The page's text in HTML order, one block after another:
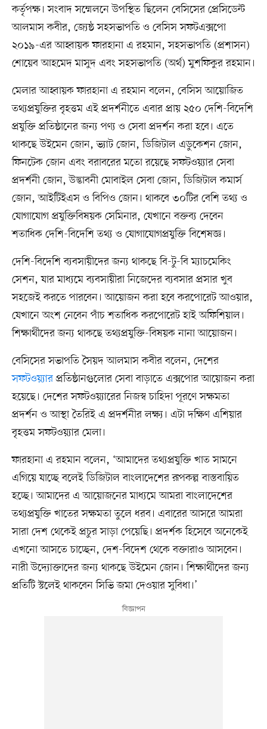
কর্তৃপক্ষ। সংবাদ সম্মেলনে উপস্থিত ছিলেন বেসিসের প্রেসিডেন্ট
আলমাস কবীর, জ্যেষ্ঠ সহসভাপতি ও বেসিস সফটএক্সপো
২০১৯-এর আহ্বায়ক ফারহানা এ রহমান, সহসভাপতি (প্রশাসন)
শোয়েব আহমেদ মাসুদ এবং সহসভাপতি (অর্থ) মুশফিকুর রহমান।
মেলার আহ্বায়ক ফারহানা এ রহমান বলেন, বেসিস আয়োজিত
তথ্যপ্রযুক্তির বৃহত্তম এই প্রদর্শনীতে এবার প্রায় ২৫০ দেশি-বিদেশি
প্রযুক্তি প্রতিষ্ঠানের জন্য পণ্য ও সেবা প্রদর্শন করা হবে। এতে
থাকছে উইমেন জোন, ভ্যাট জোন, ডিজিটাল এডুকেশন জোন,
ফিনটেক জোন এবং বরাবরের মতো রয়েছে সফটওয়্যার সেবা
প্রদর্শনী জোন, উদ্ভাবনী মোবাইল সেবা জোন, ডিজিটাল কমার্স
জোন, আইটিইএস ও বিপিও জোন। থাকবে ৩০টির বেশি তথ্য ও
যোগাযোগ প্রযুক্তিবিষয়ক সেমিনার, যেখানে বক্তব্য দেবেন
শতাধিক দেশি-বিদেশি তথ্য ও যোগাযোগপ্রযুক্তি বিশেষজ্ঞ।
দেশি-বিদেশি ব্যবসায়ীদের জন্য থাকছে বি-টু-বি ম্যাচমেকিং
সেশন, যার মাধ্যমে ব্যবসায়ীরা নিজেদের ব্যবসার প্রসার খুব
সহজেই করতে পারবেন। আয়োজন করা হবে করপোরেট আওয়ার,
যেখানে অংশ নেবেন পাঁচ শতাধিক করপোরেট হাই অফিশিয়াল।
শিক্ষার্থীদের জন্য থাকছে তথ্যপ্রযুক্তি-বিষয়ক নানা আয়োজন।
বেসিসের সভাপতি সৈয়দ আলমাস কবীর বলেন, দেশের
সফটওয়্যারপ্রতিষ্ঠানগুলোর সেবা বাড়াতে এক্সপোর আয়োজন করা
হয়েছে। দেশের সফটওয়্যারের নিজস্ব চাহিদা পূরণে সক্ষমতা
প্রদর্শন ও আস্থা তৈরিই এ প্রদর্শনীর লক্ষ্য। এটা দক্ষিণ এশিয়ার
বৃহত্তম সফটওয়্যার মেলা।
ফারহানা এ রহমান বলেন, ‘আমাদের তথ্যপ্রযুক্তি খাত সামনে
এগিয়ে যাচ্ছে বলেই ডিজিটাল বাংলাদেশের রূপকল্প বাস্তবায়িত
হচ্ছে। আমাদের এ আয়োজনের মাধ্যমে আমরা বাংলাদেশের
তথ্যপ্রযুক্তি খাতের সক্ষমতা তুলে ধরব। এবারের আসরে আমরা
সারা দেশ থেকেই প্রচুর সাড়া পেয়েছি। প্রদর্শক হিসেবে অনেকেই
এখনো আসতে চাচ্ছেন, দেশ-বিদেশ থেকে বক্তারাও আসবেন।
নারী উদ্যোক্তাদের জন্য থাকছে উইমেন জোন। শিক্ষার্থীদের জন্য
প্রতিটি স্টলেই থাকবেন সিভি জমা দেওয়ার সুবিধা।’